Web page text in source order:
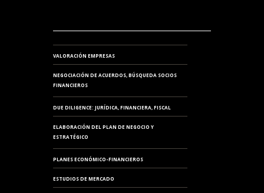
VALORACIÓN EMPRESAS
NEGOCIACIÓN DE ACUERDOS, BÚSQUEDA SOCIOS
FINANCIEROS
DUE DILIGENCE: JURÍDICA, FINANCIERA, FISCAL
ELABORACIÓN DEL PLAN DE NEGOCIO Y
ESTRATÉGICO
PLANES ECONÓMICO-FINANCIEROS
ESTUDIOS DE MERCADO